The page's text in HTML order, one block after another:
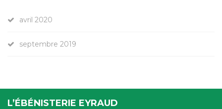
avril 2020
septembre 2019
L’ÉBÉNISTERIE EYRAUD